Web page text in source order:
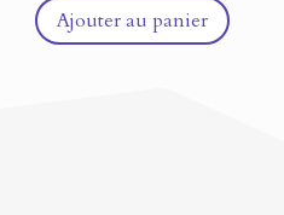
Ajouter au panier